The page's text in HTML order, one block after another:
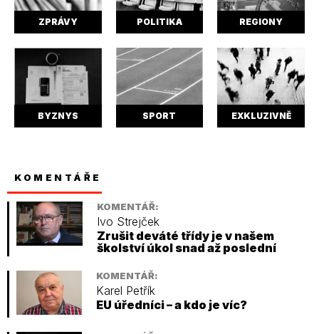
ZPRÁVY POLITIKA REGIONY
BYZNYS SPORT EXKLUZIVNĚ
KOMENTÁŘE
KOMENTÁŘ:
Ivo Strejček
Zrušit deváté třídy je v našem
školství úkol snad až poslední
KOMENTÁŘ:
Karel Petřík
EU úředníci – a kdo je víc?